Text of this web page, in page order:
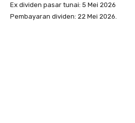
Ex dividen pasar tunai: 5 Mei 2026
Pembayaran dividen: 22 Mei 2026.